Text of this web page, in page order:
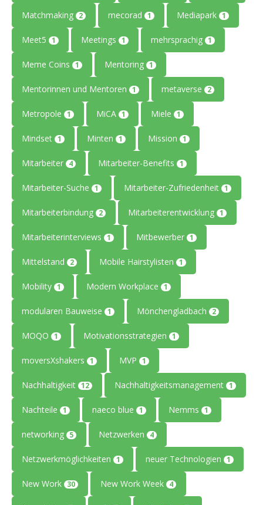
Matchmaking 2 mecorad 1 Mediapark 1
Meet5 1 Meetings 1 mehrsprachig 1
Meme Coins 1 Mentoring 1
Mentorinnen und Mentoren 1 metaverse 2
Metropole 1 MiCA 1 Miele 1
Mindset 1 Minten 1 Mission 1
Mitarbeiter 4 Mitarbeiter-Benefits 1
Mitarbeiter-Suche 1 Mitarbeiter-Zufriedenheit 1
Mitarbeiterbindung 2 Mitarbeiterentwicklung 1
Mitarbeiterinterviews 1 Mitbewerber 1
Mittelstand 2 Mobile Hairstylisten 1
Mobility 1 Modern Workplace 1
modularen Bauweise 1 Mönchengladbach 2
MOQO 1 Motivationsstrategien 1
moversXshakers 1 MVP 1
Nachhaltigkeit 12 Nachhaltigkeitsmanagement 1
Nachteile 1 naeco blue 1 Nemms 1
networking 5 Netzwerken 4
Netzwerkmöglichkeiten 1 neuer Technologien 1
New Work 30 New Work Week 4